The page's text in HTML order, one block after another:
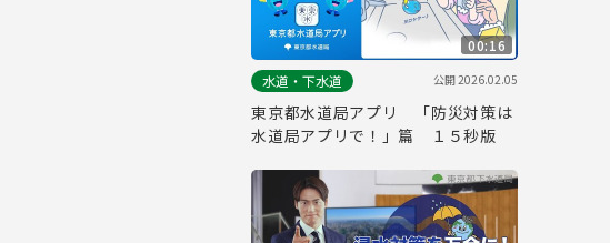
00:16
水道・下水道
公開2026.02.05
東京都水道局アプリ 「防災対策は
水道局アプリで！」篇 １５秒版